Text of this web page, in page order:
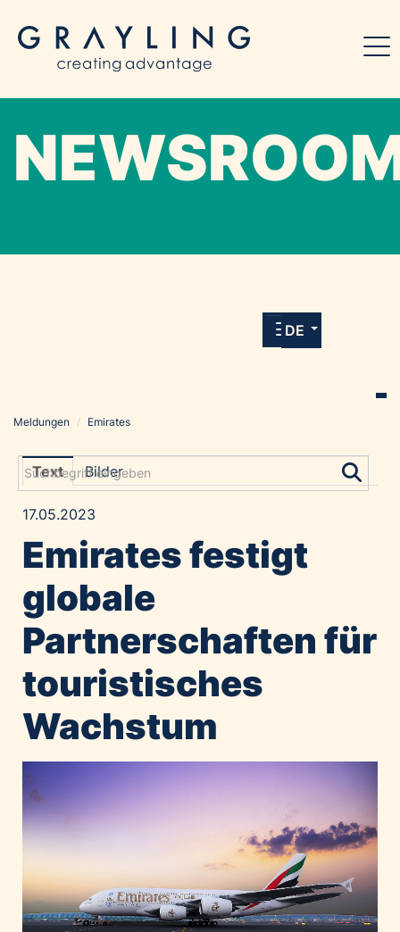
allen Meldungen und Downloads unserer
DE
Grayling Agentur
Alawyer
Amadeus Austrian Music Awards
Constantia Flexibles
Costa Kreuzfahrten
Emirates
Expo 2025 Osaka
GE HealthCare
Home of Work
Huawei Consumer Business Group
JP Immobilien
JYSK
Meldungen / Emirates
Text Bilder
17.05.2023
Emirates festigt
globale
Partnerschaften für
touristisches
Wachstum